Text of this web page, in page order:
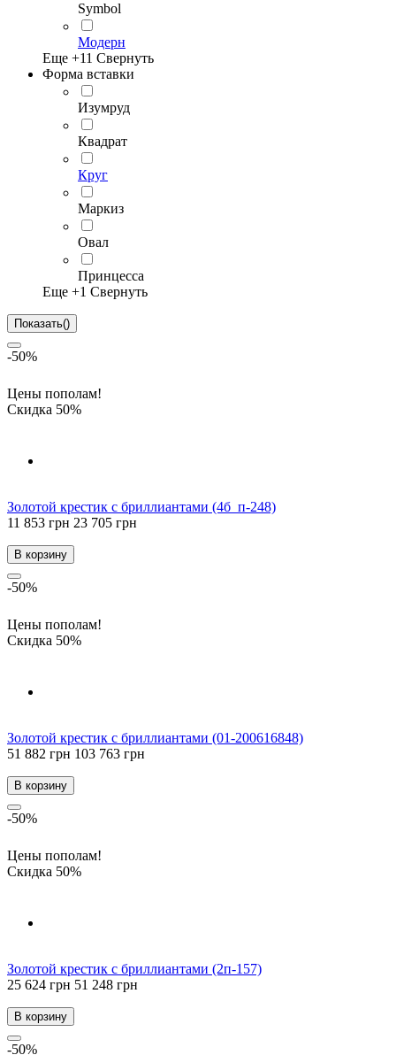
Symbol
Модерн
Еще +11 Свернуть
Форма вставки
Изумруд
Квадрат
Круг
Маркиз
Овал
Принцесса
Еще +1 Свернуть
Показать()
-50%
Цены пополам!
Скидка 50%
Золотой крестик с бриллиантами (4б_п-248)
11 853 грн 23 705 грн
В корзину
-50%
Цены пополам!
Скидка 50%
Золотой крестик с бриллиантами (01-200616848)
51 882 грн 103 763 грн
В корзину
-50%
Цены пополам!
Скидка 50%
Золотой крестик с бриллиантами (2п-157)
25 624 грн 51 248 грн
В корзину
-50%